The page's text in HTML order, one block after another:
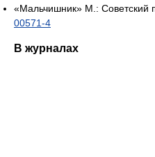
«Мальчишник» М.: Советский
00571-4
В журналах